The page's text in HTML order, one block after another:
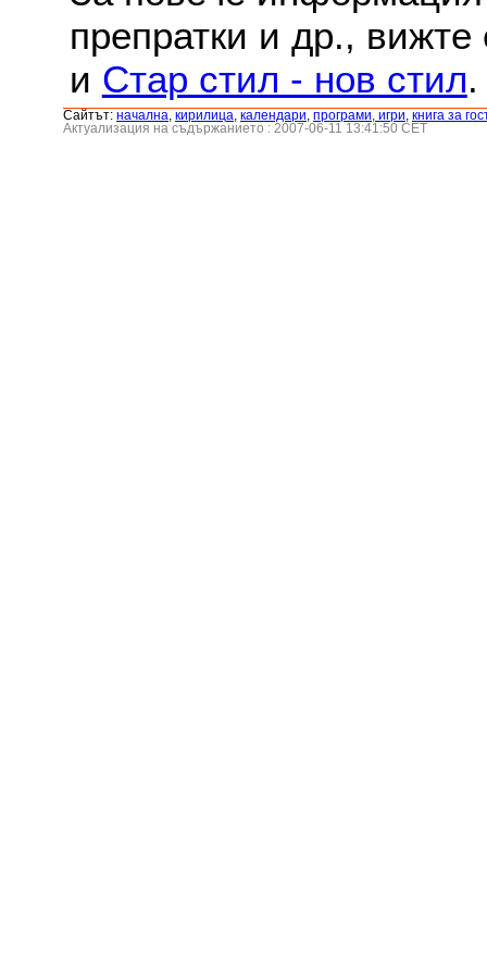
препратки и др.,
и Стар стил - нов стил.
Сайтът: началнa кирилица календари програми, игри книга за
Актуализация на съдържанието : 2007-06-11 13:41:50 CET